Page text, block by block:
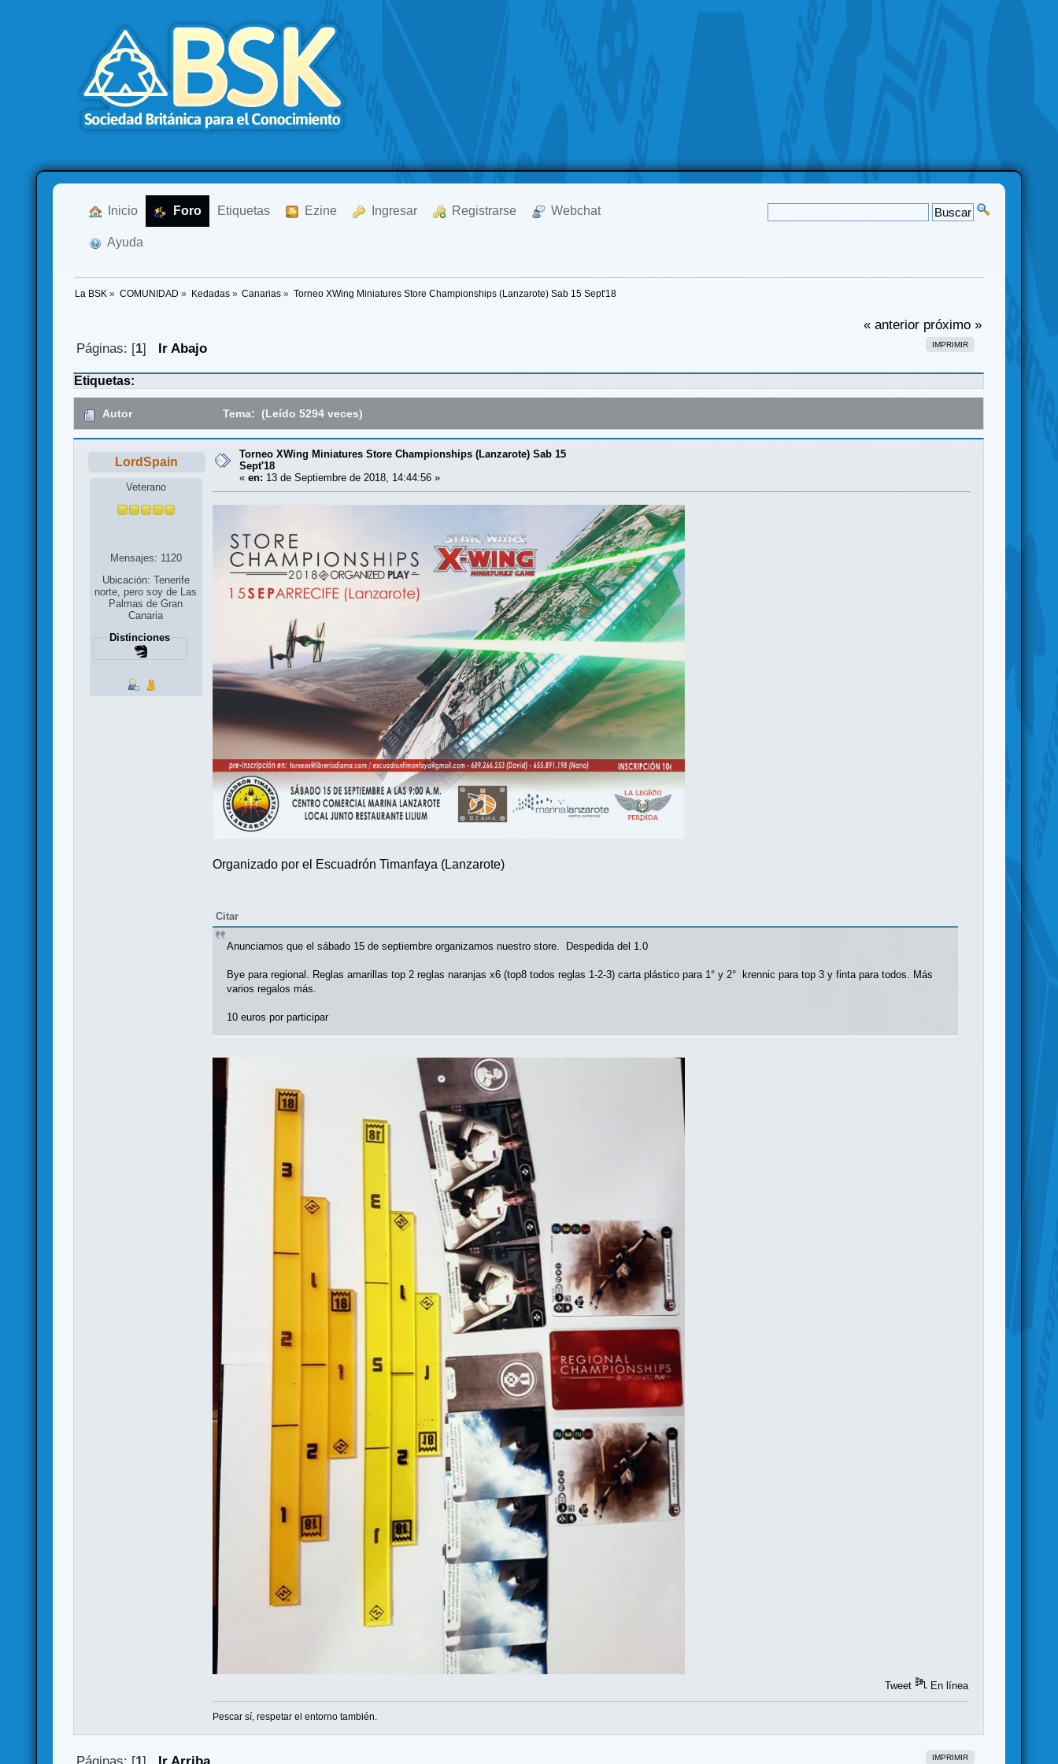
Inicio Foro Etiquetas Ezine Ingresar Registrarse Webchat
Ayuda
La BSK » COMUNIDAD » Kedadas» Canarias » Torneo XWing Miniatures Store Championships (Lanzarote) Sab 15 Sept'18
« anterior próximo »
IMPRIMIR
Páginas: [1] Ir Abajo
Etiquetas:
Autor Tema: (Leído 5294 veces)
LordSpain
Veterano
Mensajes: 1120
Ubicación: Tenerife
norte, pero soy de Las
Palmas de Gran
Canaria
Distinciones
Torneo XWing Miniatures Store Championships (Lanzarote) Sab 15
Sept'18
«en: 13 de Septiembre de 2018, 14:44:56 »
Organizado por el Escuadrón Timanfaya (Lanzarote)
Citar
Anunciamos que el sábado 15 de septiembre organizamos nuestro store. Despedida del 1.0
Bye para regional. Reglas amarillas top 2 reglas naranjas x6 (top8 todos reglas 1-2-3) carta plástico para 1° y 2° krennic para top 3 y finta para todos. Más
varios regalos más.
10 euros por participar
Tweet En línea
Pescar sí, respetar el entorno también.
IMPRIMIR